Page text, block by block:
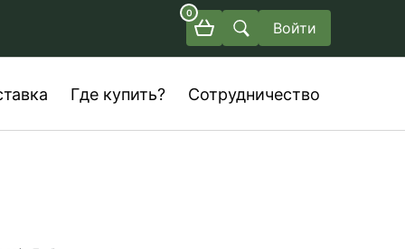
0
Войти
Где купить? Сотрудничество